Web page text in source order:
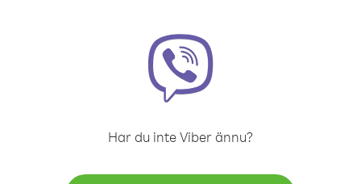
Har du inte Viber ännu?